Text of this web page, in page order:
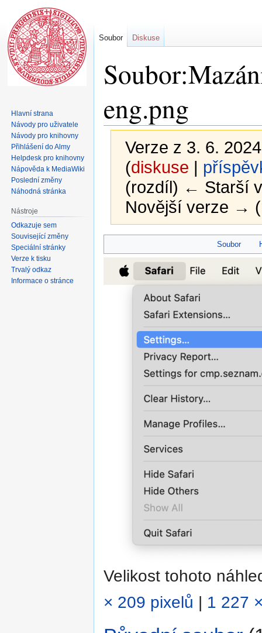
eng.png
Verze z 3. 6.
(diskuse |
(rozdíl) ← Starší
Novější verze →
na
navigaci
na
vyhledávání
Soubor
Velikost tohoto
× 209 pixelů | 1 227
Soubor Diskuse
Hlavní strana
Návody pro uživatele
Návody pro knihovny
Přihlášení do Almy
Helpdesk pro knihovny
Nápověda k MediaWiki
Poslední změny
Náhodná stránka
Nástroje
Odkazuje sem
Související změny
Speciální stránky
Verze k tisku
Trvalý odkaz
Informace o stránce